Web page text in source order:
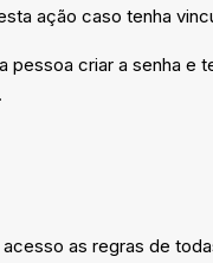
ação caso tenha
pessoa criar a senha
as regras de